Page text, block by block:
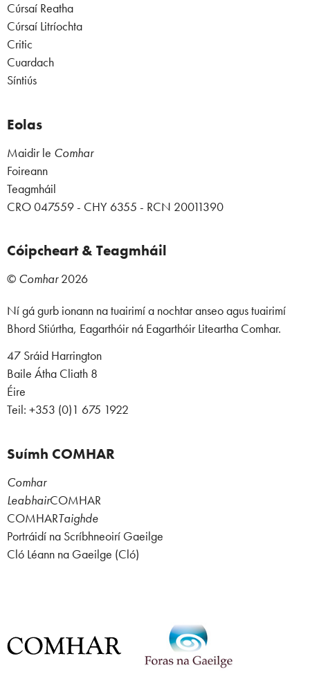
Cúrsaí Reatha
Cúrsaí Litríochta
Critic
Cuardach
Síntiús
Eolas
Maidir le Comhar
Foireann
Teagmháil
CRO 047559 - CHY 6355 - RCN 20011390
Cóipcheart & Teagmháil
© Comhar2026
Ní gá gurb ionann na tuairimí a nochtar anseo agus tuairimí
Bhord Stiúrtha, Eagarthóir ná Eagarthóir Liteartha Comhar.
47 Sráid Harrington
Baile Átha Cliath 8
Éire
Teil: +353 (0)1 675 1922
Suímh COMHAR
Comhar
LeabhairCOMHAR
COMHARTaighde
Portráidí na Scríbhneoirí Gaeilge
Cló Léann na Gaeilge (Cló)